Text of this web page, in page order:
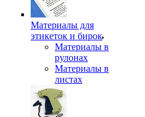
Материалы для
этикеток и бирок
Материалы в
рулонах
Материалы в
листах